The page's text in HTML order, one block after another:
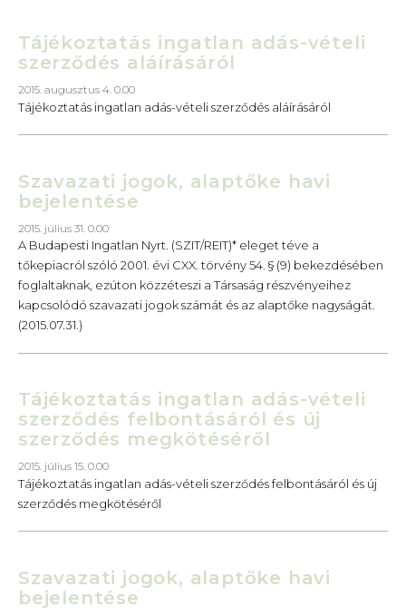
Tájékoztatás ingatlan adás-vételi
szerződés aláírásáról
2015. augusztus 4. 0.00
Tájékoztatás ingatlan adás-vételi szerződés aláírásáról
Szavazati jogok, alaptőke havi
bejelentése
2015. július 31. 0.00
A Budapesti Ingatlan Nyrt. (SZIT/REIT)* eleget téve a
tőkepiacról szóló 2001. évi CXX. törvény 54. § (9) bekezdésében
foglaltaknak, ezúton közzéteszi a Társaság részvényeihez
kapcsolódó szavazati jogok számát és az alaptőke nagyságát.
(2015.07.31.)
Tájékoztatás ingatlan adás-vételi
szerződés felbontásáról és új
szerződés megkötéséről
2015. július 15. 0.00
Tájékoztatás ingatlan adás-vételi szerződés felbontásáról és új
szerződés megkötéséről
Szavazati jogok, alaptőke havi
bejelentése